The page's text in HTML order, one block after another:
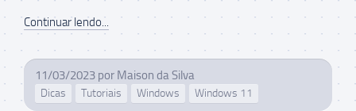
Continuar lendo...
11/03/2023 por Maison da Silva
Dicas Tutoriais Windows Windows 11